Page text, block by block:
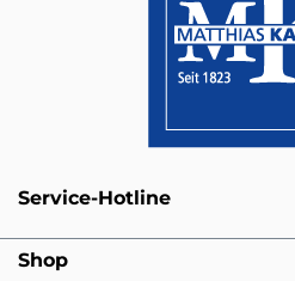
Service-Hotline
Shop